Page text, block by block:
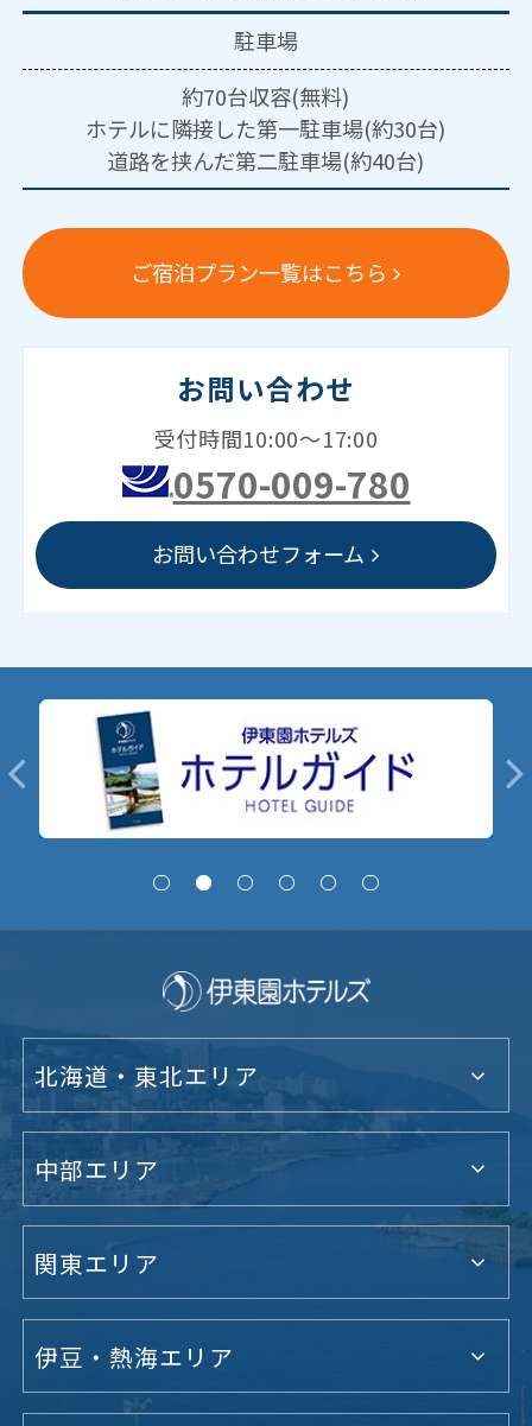
駐車場
約70台収容(無料)
ホテルに隣接した第一駐車場(約30台)
道路を挟んだ第二駐車場(約40台)
ご宿泊プラン一覧はこちら
お問い合わせ
受付時間10:00～17:00
0570-009-780
お問い合わせフォーム
北海道・東北エリア
中部エリア
関東エリア
伊豆・熱海エリア